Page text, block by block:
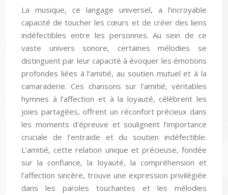
La musique, ce langage universel, a l’incroyable
capacité de toucher les cœurs et de créer des liens
indéfectibles entre les personnes. Au sein de ce
vaste univers sonore, certaines mélodies se
distinguent par leur capacité à évoquer les émotions
profondes liées à l’amitié, au soutien mutuel et à la
camaraderie. Ces chansons sur l’amitié, véritables
hymnes à l’affection et à la loyauté, célèbrent les
joies partagées, offrent un réconfort précieux dans
les moments d’épreuve et soulignent l’importance
cruciale de l’entraide et du soutien indéfectible.
L’amitié, cette relation unique et précieuse, fondée
sur la confiance, la loyauté, la compréhension et
l’affection sincère, trouve une expression privilégiée
dans les paroles touchantes et les mélodies